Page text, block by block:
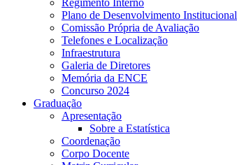
Plano de Desenvolvimento Institucional
Comissão Própria de Avaliação
Telefones e Localização
Infraestrutura
Galeria de Diretores
Memória da ENCE
Concurso 2024
Graduação
Apresentação
Sobre a Estatística
Coordenação
Corpo Docente